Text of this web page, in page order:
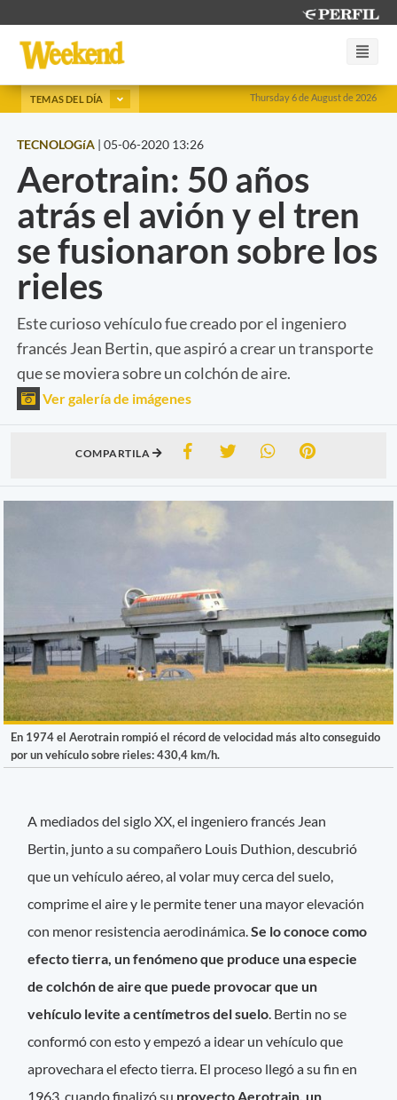
Thursday 6 de August de 2026
TEMAS DEL DÍA
TECNOLOGíA | 05-06-2020 13:26
Aerotrain: 50 años
atrás el avión y el tren
se fusionaron sobre los
rieles
Este curioso vehículo fue creado por el ingeniero
francés Jean Bertin, que aspiró a crear un transporte
que se moviera sobre un colchón de aire.
Ver galería de imágenes
COMPARTILA
En 1974 el Aerotrain rompió el récord de velocidad más alto conseguido
por un vehículo sobre rieles: 430,4 km/h.
A mediados del siglo XX, el ingeniero francés Jean
Bertin, junto a su compañero Louis Duthion, descubrió
que un vehículo aéreo, al volar muy cerca del suelo,
comprime el aire y le permite tener una mayor elevación
con menor resistencia aerodinámica. Se lo conoce como
efecto tierra, un fenómeno que produce una especie
de colchón de aire que puede provocar que un
vehículo levite a centímetros del suelo . Bertin no se
conformó con esto y empezó a idear un vehículo que
aprovechara el efecto tierra. El proceso llegó a su fin en
1963, cuando finalizó su proyecto Aerotrain, un